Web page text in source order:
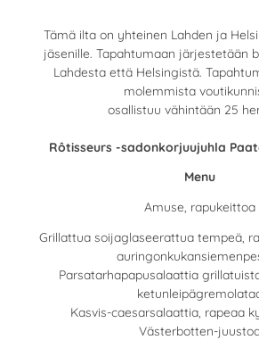
Tämä ilta on yhteinen Lahden ja
jäsenille. Tapahtumaan järjestetään
Lahdesta että Helsingistä.
molemmista
osallistuu vähintään 25
Rôtisseurs -sadonkorjuujuhla
Menu
Amuse, rapukeittoa
Grillattua soijaglaseerattua tempeä,
Parsatarhapapusalaattia
Kasvis-caesarsalaattia, rapeaa
Västerbotten-